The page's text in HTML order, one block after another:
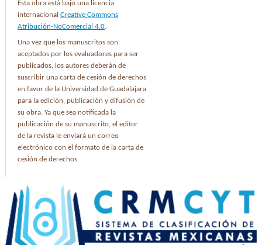
Esta obra está bajo una licencia
internacional Creative Commons
Atribución-NoComercial 4.0.
Una vez que los manuscritos son
aceptados por los evaluadores para ser
publicados, los autores deberán de
suscribir una carta de cesión de derechos
en favor de la Universidad de Guadalajara
para la edición, publicación y difusión de
su obra. Ya que sea notificada la
publicación de su manuscrito, el editor
de la revista le enviará un correo
electrónico con el formato de la carta de
cesión de derechos.